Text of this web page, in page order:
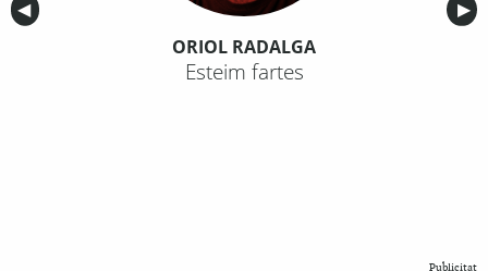
Anterior
◀︎ ▶︎
ORIOL RADALGA
Esteim fartes
Publicitat